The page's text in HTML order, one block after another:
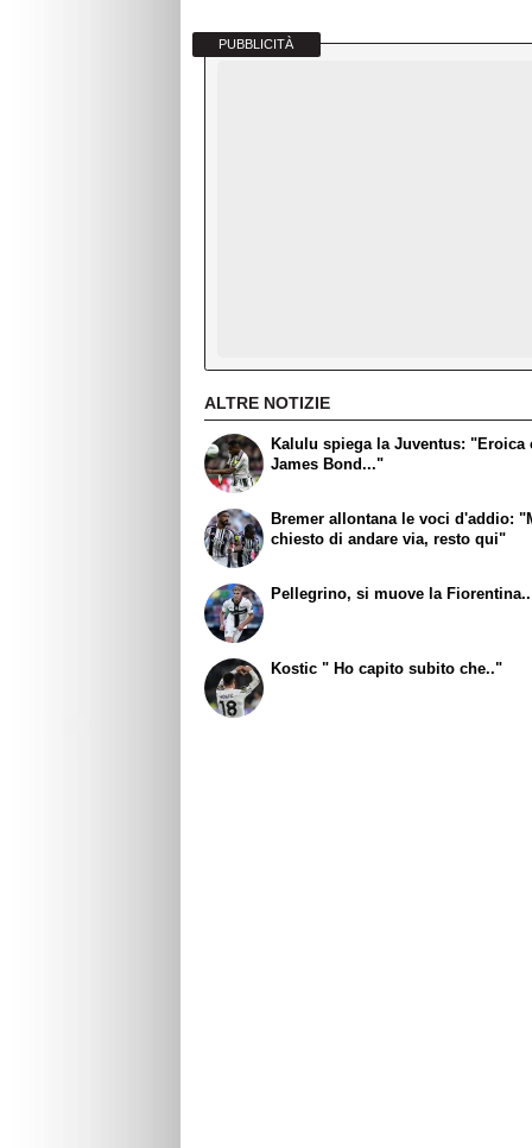
PUBBLICITÀ
ALTRE NOTIZIE
Kalulu spiega la Juventus: "Eroica
James Bond..."
Bremer allontana le voci d'addio:
chiesto di andare via, resto qui"
Pellegrino, si muove la Fiorentina..
Kostic " Ho capito subito che.."